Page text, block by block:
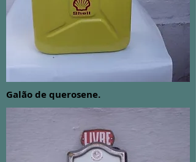
Galão de querosene.